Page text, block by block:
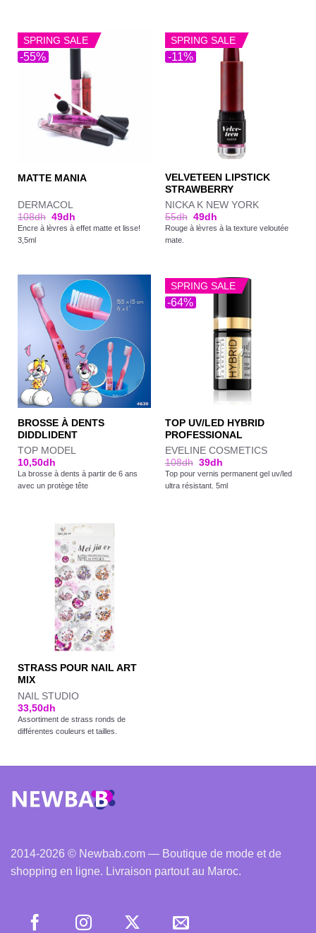
-55%
SPRING SALE
MATTE MANIA
DERMACOL
108dh 49dh
Encre à lèvres à effet matte et lisse!
3,5ml
-11%
SPRING SALE
VELVETEEN LIPSTICK
STRAWBERRY
NICKA K NEW YORK
55dh 49dh
Rouge à lèvres à la texture veloutée
mate.
BROSSE À DENTS
DIDDLIDENT
TOP MODEL
10,50dh
La brosse à dents à partir de 6 ans
avec un protège tête
-64%
SPRING SALE
TOP UV/LED HYBRID
PROFESSIONAL
EVELINE COSMETICS
108dh 39dh
Top pour vernis permanent gel uv/led
ultra résistant. 5ml
STRASS POUR NAIL ART
MIX
NAIL STUDIO
33,50dh
Assortiment de strass ronds de
différentes couleurs et tailles.
2014-2026 © Newbab.com — Boutique de mode et de
shopping en ligne. Livraison partout au Maroc.